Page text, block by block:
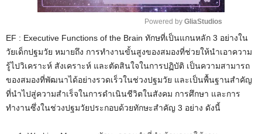
u
e
Powered by GliaStudios
EF : Executive Functions of the Brain ทักษที่เป็นแกนหลัก 3 อย่างใน
วัยเด็กปฐมวัย หมายถึง การทำงานขั้นสูงของสมองที่ช่วยให้นำเอาความ
รู้ไปวิเคราะห์ สังเคราะห์ และตัดสินใจในการปฏิบัติ เป็นความสามารถ
ของสมองที่พัฒนาได้อย่างรวดเร็วในช่วงปฐมวัย และเป็นพื้นฐานสำคัญ
ที่นำไปสู่ความสำเร็จในการดำเนินชีวิตในสังคม การศึกษา และการ
ทำงานซึ่งในช่วงปฐมวัยประกอบด้วยทักษะสำคัญ 3 อย่าง ดังนี้